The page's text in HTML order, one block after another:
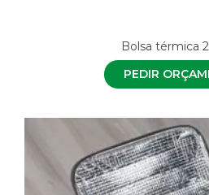
Bolsa térmica
PEDIR